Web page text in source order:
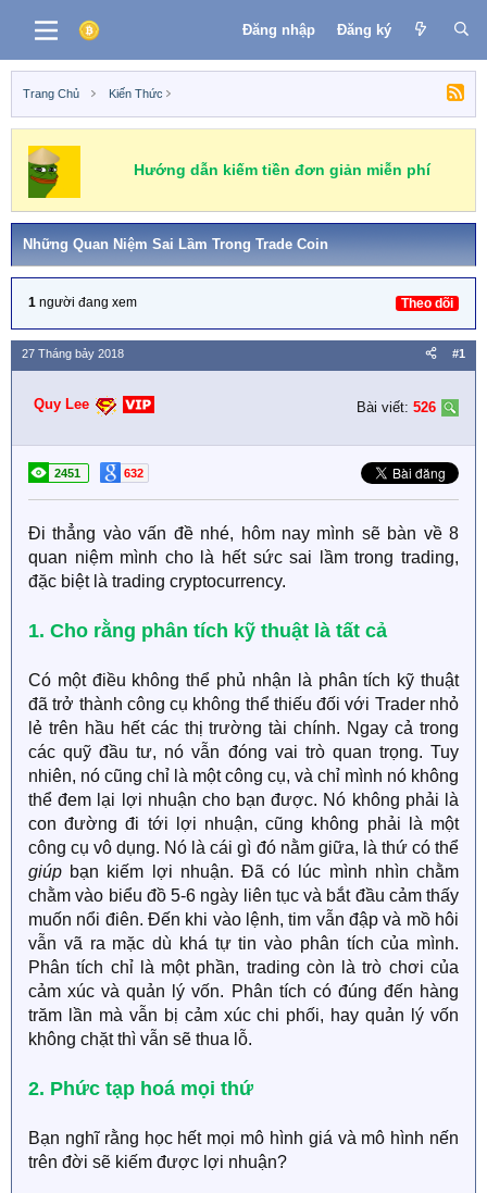
Đăng nhập Đăng ký
Trang Chủ Kiến Thức
Hướng dẫn kiếm tiền đơn giản miễn phí
Những Quan Niệm Sai Lầm Trong Trade Coin
1 người đang xem Theo dõi
27 Tháng bảy 2018 #1
Quy Lee Bài viết: 526
2451 632
Đi thẳng vào vấn đề nhé, hôm nay mình sẽ bàn về 8
quan niệm mình cho là hết sức sai lầm trong trading,
đặc biệt là trading cryptocurrency.
1. Cho rằng phân tích kỹ thuật là tất cả
Có một điều không thể phủ nhận là phân tích kỹ thuật
đã trở thành công cụ không thể thiếu đối với Trader nhỏ
lẻ trên hầu hết các thị trường tài chính. Ngay cả trong
các quỹ đầu tư, nó vẫn đóng vai trò quan trọng. Tuy
nhiên, nó cũng chỉ là một công cụ, và chỉ mình nó không
thể đem lại lợi nhuận cho bạn được. Nó không phải là
con đường đi tới lợi nhuận, cũng không phải là một
công cụ vô dụng. Nó là cái gì đó nằm giữa, là thứ có thể
giúp bạn kiếm lợi nhuận. Đã có lúc mình nhìn chằm
chằm vào biểu đồ 5-6 ngày liên tục và bắt đầu cảm thấy
muốn nổi điên. Đến khi vào lệnh, tim vẫn đập và mồ hôi
vẫn vã ra mặc dù khá tự tin vào phân tích của mình.
Phân tích chỉ là một phần, trading còn là trò chơi của
cảm xúc và quản lý vốn. Phân tích có đúng đến hàng
trăm lần mà vẫn bị cảm xúc chi phối, hay quản lý vốn
không chặt thì vẫn sẽ thua lỗ.
2. Phức tạp hoá mọi thứ
Bạn nghĩ rằng học hết mọi mô hình giá và mô hình nến
trên đời sẽ kiếm được lợi nhuận?